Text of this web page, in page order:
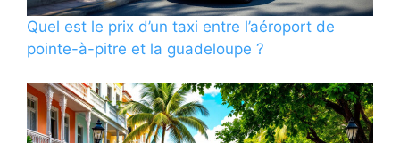
Quel est le prix d’un taxi entre l’aéroport de
pointe-à-pitre et la guadeloupe ?